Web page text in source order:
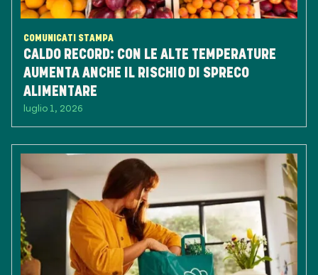
COMUNICATI STAMPA
CALDO RECORD: CON LE ALTE TEMPERATURE
AUMENTA ANCHE IL RISCHIO DI SPRECO
ALIMENTARE
luglio 1, 2026